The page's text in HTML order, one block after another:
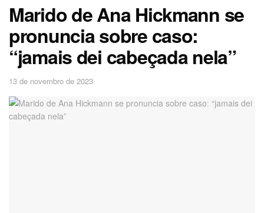
Marido de Ana Hickmann se
pronuncia sobre caso:
“jamais dei cabeçada nela”
13 de novembro de 2023